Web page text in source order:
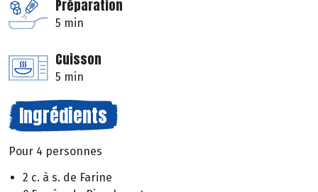
Préparation
5 min
Cuisson
5 min
Ingrédients
Pour 4 personnes
2 c. à s. de Farine